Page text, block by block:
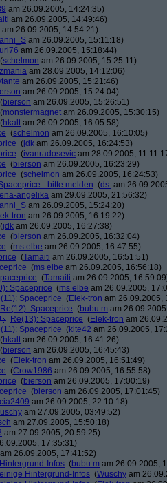
am 26.09.2005, 14:24:35)
am 26.09.2005, 14:49:46)
am 26.09.2005, 14:54:21)
am 26.09.2005, 15:11:18)
am 26.09.2005, 15:18:44)
(schelmon am 26.09.2005, 15:25:11)
am 28.09.2005, 14:12:06)
am 26.09.2005, 15:21:46)
am 26.09.2005, 15:24:04)
(bierson am 26.09.2005, 15:26:51)
(monstermagnet am 26.09.2005, 15:30:15)
(hkalt am 26.09.2005, 16:05:58)
(schelmon am 26.09.2005, 16:10:05)
(jdk am 26.09.2005, 16:24:53)
(ivanradosevic am 28.09.2005,
(bierson am 26.09.2005, 16:23:29)
(schelmon am 26.09.2005, 16:24:53)
- bitte melden (ds. am
angelika am 29.09.2005, 21:56:32)
am 26.09.2005, 15:24:20)
tron am 26.09.2005, 16:19:22)
(jdk am 26.09.2005, 16:27:38)
(bierson am 26.09.2005, 16:32:04)
(ms elbe am 26.09.2005, 16:47:55)
(Tamaiti am 26.09.2005, 16:51:51)
(ms elbe am 26.09.2005, 16:56:18)
(Tamaiti am 26.09.2005,
Spaceprice (ms elbe am 26.09.2005,
Spaceprice (Elek-tron am 26.09.2005,
Re(12): Spaceprice (bubu.m am
Re(13): Spaceprice (Elek-tron am
Spaceprice (kite42 am 26.09.2005,
(hkalt am 26.09.2005, 16:41:26)
(bierson am 26.09.2005, 16:45:43)
(Elek-tron am 26.09.2005, 16:51:49)
(Crow1986 am 26.09.2005, 16:55:58)
(bierson am 26.09.2005, 17:00:19)
(bierson am 26.09.2005, 17:01:45)
am 26.09.2005, 22:10:18)
am 27.09.2005, 03:49:52)
am 27.09.2005, 15:50:18)
am 27.09.2005, 20:59:25)
17:35:31)
am 26.09.2005, 17:41:52)
Infos (bubu.m am 26.09.2005,
Hintergrund-Infos (Wuschy am